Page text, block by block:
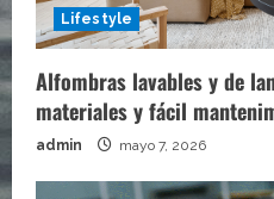
Lifestyle
Alfombras lavables y de
materiales y fácil
admin mayo 7, 2026